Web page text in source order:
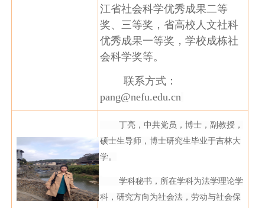
江省社会科学优秀成果二等
奖、三等奖，省高校人文社科
优秀成果一等奖，学校成栋社
会科学奖等。
联系方式：
pang@nefu.edu.cn
丁亮，中共党员，博士，副教授，
硕士生导师，博士研究生毕业于吉林大
学。
学科秘书，所在学科为法学理论学
科，研究方向为社会法，劳动与社会保